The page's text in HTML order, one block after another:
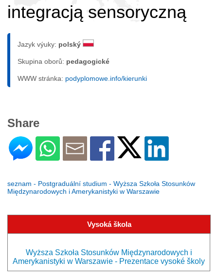
integracją sensoryczną
Jazyk výuky: polský
Skupina oborů: pedagogické
WWW stránka: podyplomowe.info/kierunki
Share
seznam - Postgraduální studium - Wyższa Szkoła Stosunków
Międzynarodowych i Amerykanistyki w Warszawie
Vysoká škola
Wyższa Szkoła Stosunków Międzynarodowych i
Amerykanistyki w Warszawie - Prezentace vysoké školy